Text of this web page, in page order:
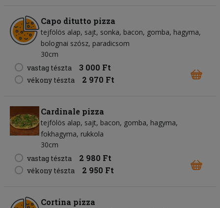
Capo ditutto pizza
tejfölös alap sajt sonka bacon gomba hagyma
bolognai szósz paradicsom
30cm
vastag tészta
3 000 Ft
vékony tészta 2 970 Ft
Cardinale pizza
tejfölös alap sajt bacon gomba hagyma
fokhagyma rukkola
30cm
vastag tészta
2 980 Ft
vékony tészta 2 950 Ft
Cortina pizza